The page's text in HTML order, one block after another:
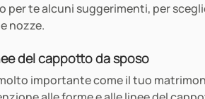
per te alcuni suggerimenti, per
nozze.
del cappotto da sposo
importante come il tuo